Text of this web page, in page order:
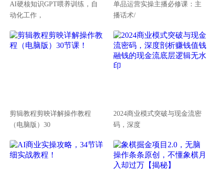
AI硬核知识GPT喂养训练，自
动化工作，
单品运营实操主播必修课：主
播话术/
剪辑教程剪映详解操作教程
（电脑版）30
2024商业模式突破与现金流密
码，深度